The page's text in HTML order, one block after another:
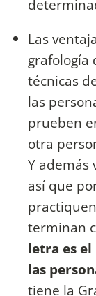
Las
grafología
técnicas
las
prueben
otra
Y además
así que
terminan
letra es
las
tiene la